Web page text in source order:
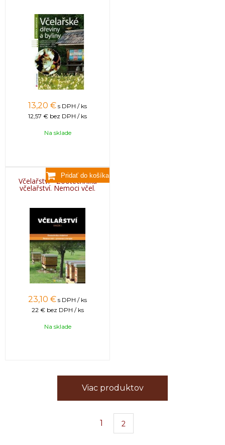
13,20 € s DPH / ks
12,57 € bez DPH / ks
Na sklade
Včelařství - Zootechnika
včelařství. Nemoci včel.
23,10 € s DPH / ks
22 € bez DPH / ks
Na sklade
Viac produktov
1 2